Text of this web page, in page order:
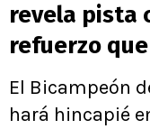
revela pista
refuerzo
El Bicampeón
hará hincapié